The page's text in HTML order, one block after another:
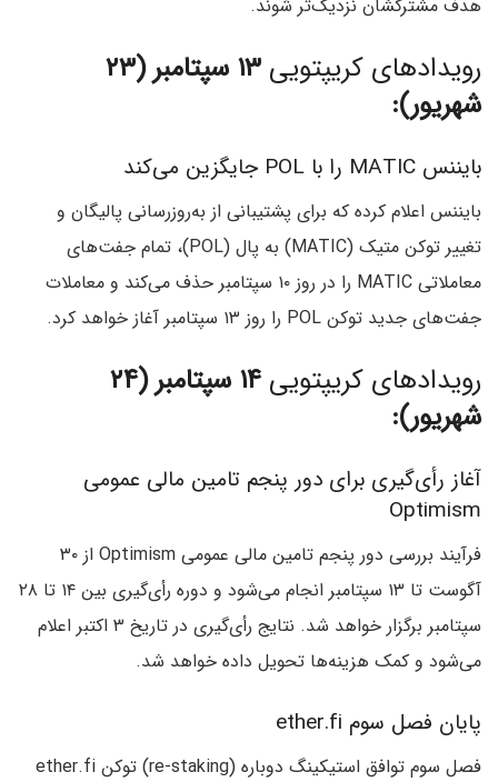
هدف مشترکشان نزدیک‌تر شوند.
رویدادهای کریپتویی
۱۳ سپتامبر (۲۳
شهریور):
بایننس MATIC را با POL جایگزین می‌کند
بایننس اعلام کرده که برای پشتیبانی از به‌روزرسانی پالیگان و
تغییر توکن‌ متیک (MATIC) به پال (POL)، تمام جفت‌های
معاملاتی MATIC را در روز ۱۰ سپتامبر حذف می‌کند و معاملات
جفت‌های جدید توکن POL را روز ۱۳ سپتامبر آغاز خواهد کرد.
رویدادهای کریپتویی
۱۴ سپتامبر (۲۴
شهریور):
آغاز رأی‌گیری برای دور پنجم تامین مالی عمومی
Optimism
فرآیند بررسی دور پنجم تامین مالی عمومی Optimism از ۳۰
آگوست تا ۱۳ سپتامبر انجام می‌شود و دوره رأی‌گیری بین ۱۴ تا ۲۸
سپتامبر برگزار خواهد شد. نتایج رأی‌گیری در تاریخ ۳ اکتبر اعلام
می‌شود و کمک هزینه‌ها تحویل داده خواهد شد.
پایان فصل سوم ether.fi
فصل سوم توافق استیکینگ دوباره (re-staking) توکن ether.fi